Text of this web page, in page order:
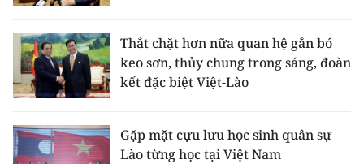
CÁC CHUYÊN TRANG
THỜI NAY
Thắt chặt hơn nữa quan hệ gắn bó
keo sơn, thủy chung trong sáng, đoàn
kết đặc biệt Việt-Lào
Gặp mặt cựu lưu học sinh quân sự
Lào từng học tại Việt Nam